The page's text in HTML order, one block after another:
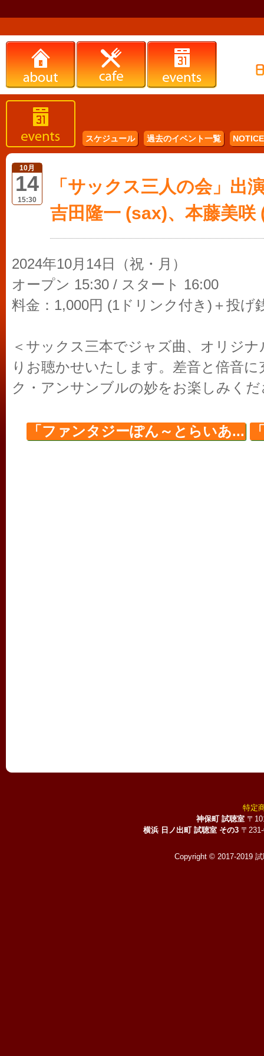
スケジュール 過去のイベント一覧
10月
14
15:30
「サックス三人の会」出
吉田隆一 (sax)、本藤美咲
2024年10月14日（祝・月）
オープン 15:30 / スタート 16:00
料金：1,000円 (1ドリンク付き)＋投げ
＜サックス三本でジャズ曲、オリジ
りお聴かせいたします。差音と倍音
ク・アンサンブルの妙をお楽しみく
「ファンタジーぽん～とらいあ...
特定
神保町 試聴室 〒
横浜 日ノ出町 試聴室 その3 〒
Copyright © 2017-2019